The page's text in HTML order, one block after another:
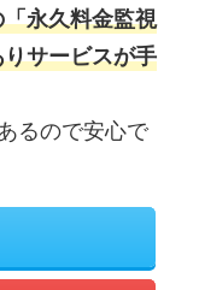
永久料金監視
サービスが手
るので安心で